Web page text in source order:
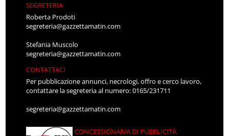
SEGRETERIA
Roberta Prodoti
segreteria@gazzettamatin.com
Stefania Muscolo
segreteria@gazzettamatin.com
CONTATTACI
Per pubblicazione annunci, necrologi, offro e cerco lavoro,
contattare la segreteria al numero: 0165/231711
segreteria@gazzettamatin.com
CONCESSIONARIA DI PUBBLICITÀ